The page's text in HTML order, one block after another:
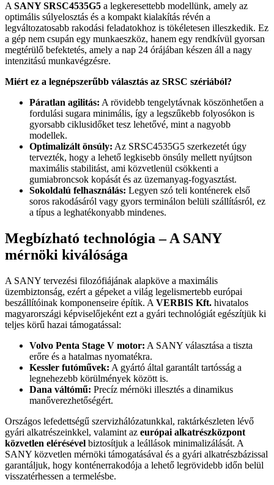
A SANY SRSC4535G5 a legkeresettebb modellünk, amely az
optimális súlyelosztás és a kompakt kialakítás révén a
legváltozatosabb rakodási feladatokhoz is tökéletesen illeszkedik. Ez
a gép nem csupán egy munkaeszköz, hanem egy rendkívül gyorsan
megtérülő befektetés, amely a nap 24 órájában készen áll a nagy
intenzitású munkavégzésre.
Miért ez a legnépszerűbb választás az SRSC szériából?
Páratlan agilitás: A rövidebb tengelytávnak köszönhetően a
fordulási sugara minimális, így a legszűkebb folyosókon is
gyorsabb ciklusidőket tesz lehetővé, mint a nagyobb
modellek.
Optimalizált önsúly: Az SRSC4535G5 szerkezetét úgy
tervezték, hogy a lehető legkisebb önsúly mellett nyújtson
maximális stabilitást, ami közvetlenül csökkenti a
gumiabroncsok kopását és az üzemanyag-fogyasztást.
Sokoldalú felhasználás: Legyen szó teli konténerek első
soros rakodásáról vagy gyors terminálon belüli szállításról, ez
a típus a leghatékonyabb mindenes.
Megbízható technológia – A SANY
mérnöki kiválósága
A SANY tervezési filozófiájának alapköve a maximális
üzembiztonság, ezért a gépeket a világ legelismertebb európai
beszállítóinak komponenseire építik. A VERBIS Kft. hivatalos
magyarországi képviselőjeként ezt a gyári technológiát egészítjük ki
teljes körű hazai támogatással:
Volvo Penta Stage V motor: A SANY választása a tiszta
erőre és a hatalmas nyomatékra.
Kessler futóművek: A gyártó által garantált tartósság a
legnehezebb körülmények között is.
Dana váltómű: Precíz mérnöki illesztés a dinamikus
manőverezhetőségért.
Országos lefedettségű szervizhálózatunkkal, raktárkészleten lévő
gyári alkatrészeinkkel, valamint az európai alkatrészközpont
közvetlen elérésével biztosítjuk a leállások minimalizálását. A
SANY közvetlen mérnöki támogatásával és a gyári alkatrészbázissal
garantáljuk, hogy konténerrakodója a lehető legrövidebb időn belül
visszatérhessen a termelésbe.